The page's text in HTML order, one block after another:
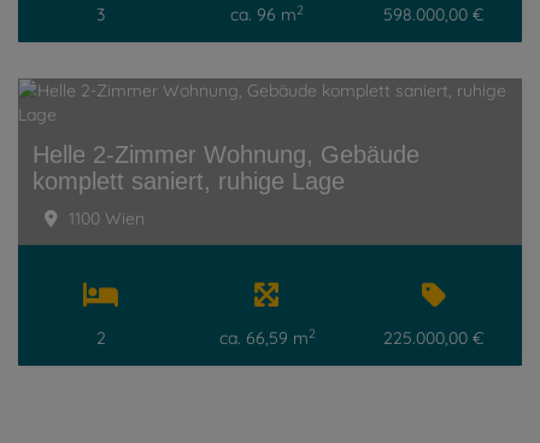
3 ca. 96 m2 598.000,00 €
Helle 2-Zimmer Wohnung, Gebäude
komplett saniert, ruhige Lage
1100 Wien
2 ca. 66,59 m2 225.000,00 €